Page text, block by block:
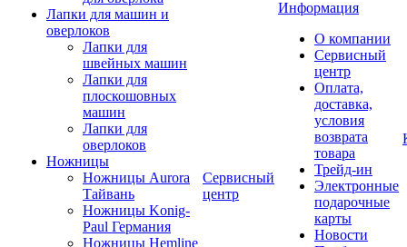
Лапки для машин и
оверлоков
Лапки для
швейных машин
Лапки для
плоскошовных
машин
Лапки для
оверлоков
Ножницы
Ножницы Aurora
Тайвань
Ножницы Konig-
Paul Германия
Ножницы Hemline
Сервисный
центр
Информация
О компании
Сервисный
центр
Оплата,
доставка,
условия
возврата
товара
Трейд-ин
Электронные
подарочные
карты
Новости